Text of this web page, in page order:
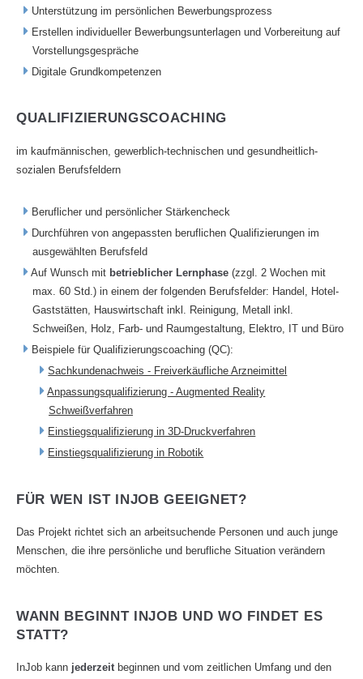
Unterstützung im persönlichen Bewerbungsprozess
Erstellen individueller Bewerbungsunterlagen und Vorbereitung auf
Vorstellungsgespräche
Digitale Grundkompetenzen
QUALIFIZIERUNGSCOACHING
im kaufmännischen, gewerblich-technischen und gesundheitlich-
sozialen Berufsfeldern
Beruflicher und persönlicher Stärkencheck
Durchführen von angepassten beruflichen Qualifizierungen im
ausgewählten Berufsfeld
Auf Wunsch mit betrieblicher Lernphase (zzgl. 2 Wochen mit
max. 60 Std.) in einem der folgenden Berufsfelder: Handel, Hotel-
Gaststätten, Hauswirtschaft inkl. Reinigung, Metall inkl.
Schweißen, Holz, Farb- und Raumgestaltung, Elektro, IT und Büro
Beispiele für Qualifizierungscoaching (QC):
Sachkundenachweis - Freiverkäufliche Arzneimittel
Anpassungsqualifizierung - Augmented Reality
Schweißverfahren
Einstiegsqualifizierung in 3D-Druckverfahren
Einstiegsqualifizierung in Robotik
FÜR WEN IST INJOB GEEIGNET?
Das Projekt richtet sich an arbeitsuchende Personen und auch junge
Menschen, die ihre persönliche und berufliche Situation verändern
möchten.
WANN BEGINNT INJOB UND WO FINDET ES
STATT?
InJob kann jederzeitbeginnen und vom zeitlichen Umfang und den